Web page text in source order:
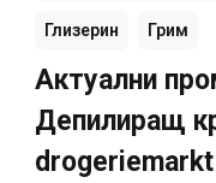
Глизерин Грим
Актуални
Депилиращ
drogeriemarkt